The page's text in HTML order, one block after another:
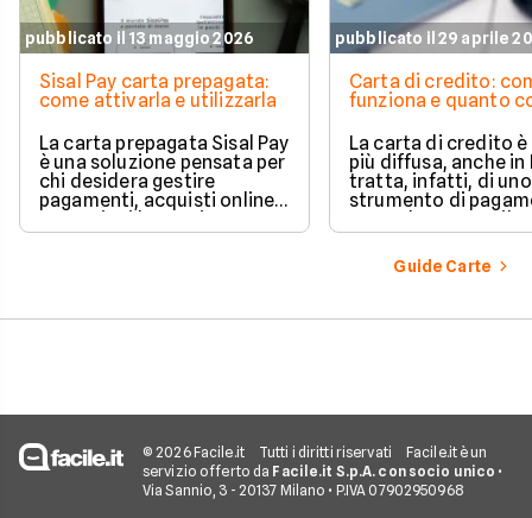
pubblicato il 13 maggio 2026
Sisal Pay carta prepagata:
come attivarla e utilizzarla
La carta prepagata Sisal Pay
è una soluzione pensata per
chi desidera gestire
pagamenti, acquisti online e
operazioni bancarie
quotidiane senza aprire un
pubblicato il 29 aprile
Carta di credito:
funziona e quanto
La carta di credito è
più diffusa, anche in
tratta, infatti, di uno
strumento di
comodo e versatile.
Vediamo quindi di
tratta quando si
carte di credito.
Guide Carte
© 2026 Facile.it Tutti i diritti riservati
Facile.it è un
servizio offerto da Facile.it S.p.A. con socio unico •
Via Sannio, 3 - 20137 Milano • P.IVA 07902950968